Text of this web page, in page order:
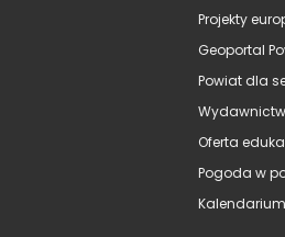
Projekty
Geoportal
Powiat dla
Oferta
Pogoda w